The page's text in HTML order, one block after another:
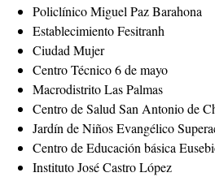
Policlínico Miguel Paz Barahona
Establecimiento Fesitranh
Ciudad Mujer
Centro Técnico 6 de mayo
Macrodistrito Las Palmas
Centro de Salud San Antonio de
Jardín de Niños Evangélico
Centro de Educación básica
Instituto José Castro López